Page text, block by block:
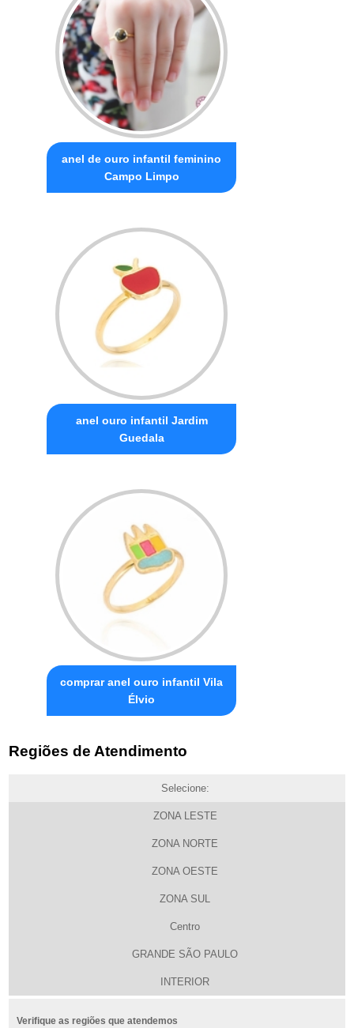
anel de ouro infantil feminino
Campo Limpo
anel ouro infantil Jardim
Guedala
comprar anel ouro infantil Vila
Élvio
Regiões de Atendimento
Selecione:
ZONA LESTE
ZONA NORTE
ZONA OESTE
ZONA SUL
Centro
GRANDE SÃO PAULO
INTERIOR
Verifique as regiões que atendemos